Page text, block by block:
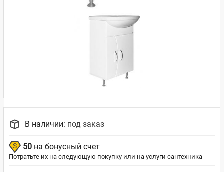
В наличии: под заказ
50 на бонусный счет
Потратьте их на следующую покупку или на услуги сантехника